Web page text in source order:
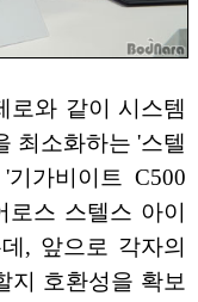
로와 같이 시스템
최소화하는 '스텔
가비이트 C500
로스 스텔스 아이
, 앞으로 각자의
지 호환성을 확보